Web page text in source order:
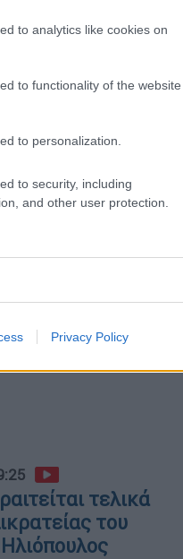
to analytics like cookies on
to functionality of the website
to personalization.
to security, including
and other user protection.
Privacy Policy
ή «Κούλης»
περάσει την
από τη… μη-
τελικά ο Όθων
από τον
τελικά
του